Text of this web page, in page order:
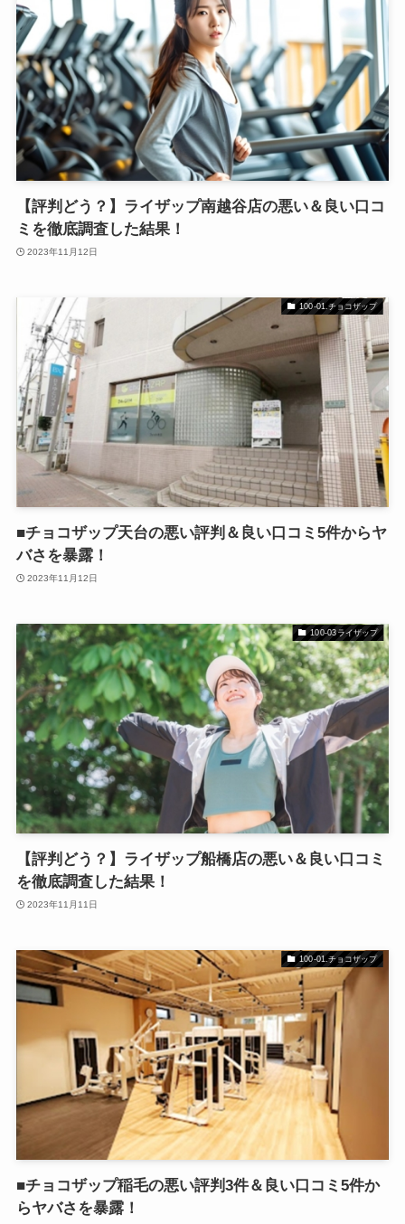
【評判どう？】ライザップ南越谷店の悪い＆良い口コ
ミを徹底調査した結果！
2023年11月12日
100-01.チョコザップ
■チョコザップ天台の悪い評判＆良い口コミ5件からヤ
バさを暴露！
2023年11月12日
100-03ライザップ
【評判どう？】ライザップ船橋店の悪い＆良い口コミ
を徹底調査した結果！
2023年11月11日
100-01.チョコザップ
■チョコザップ稲毛の悪い評判3件＆良い口コミ5件か
らヤバさを暴露！